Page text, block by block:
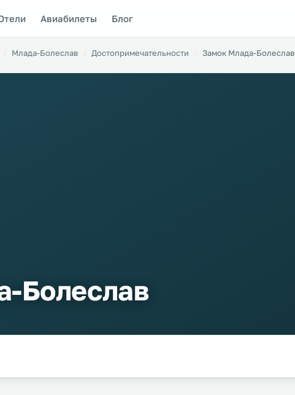
Авиабилеты Блог
Млада-Болеслав Достопримечательности Замок Млада-Болеслав
Болеслав